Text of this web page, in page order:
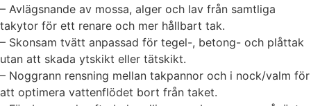
– Avlägsnande av mossa, alger och lav från samtliga
takytor för ett renare och mer hållbart tak.
– Skonsam tvätt anpassad för tegel-, betong- och plåttak
utan att skada ytskikt eller tätskikt.
– Noggrann rensning mellan takpannor och i nock/valm för
att optimera vattenflödet bort från taket.